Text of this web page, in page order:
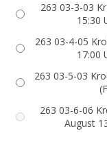
263 03-3-03
263 03-4-05
263 03-5-03
263 03-6-06